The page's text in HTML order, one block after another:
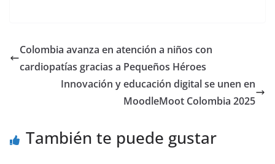
Colombia avanza en atención a niños con
cardiopatías gracias a Pequeños Héroes
Innovación y educación digital se unen en
MoodleMoot Colombia 2025
También te puede gustar